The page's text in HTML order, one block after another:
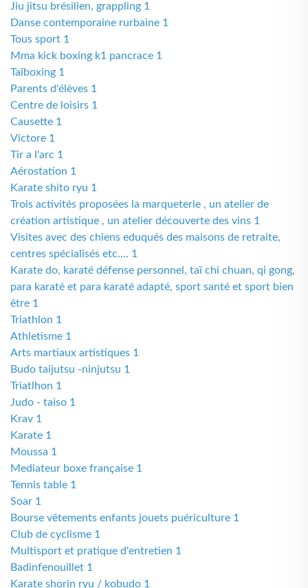
Jiu jitsu brésilien, grappling 1
Danse contemporaine rurbaine 1
Tous sport 1
Mma kick boxing k1 pancrace 1
Taïboxing 1
Parents d'élèves 1
Centre de loisirs 1
Causette 1
Victore 1
Tir a l'arc 1
Aérostation 1
Karate shito ryu 1
Trois activités proposées la marqueterie , un atelier de
création artistique , un atelier découverte des vins 1
Visites avec des chiens eduqués des maisons de retraite,
centres spécialisés etc.... 1
Karate do, karaté défense personnel, taï chi chuan, qi gong,
para karaté et para karaté adapté, sport santé et sport bien
être 1
Triathlon 1
Athletisme 1
Arts martiaux artistiques 1
Budo taijutsu -ninjutsu 1
Triatlhon 1
Judo - taiso 1
Krav 1
Karate 1
Moussa 1
Mediateur boxe française 1
Tennis table 1
Soar 1
Bourse vêtements enfants jouets puériculture 1
Club de cyclisme 1
Multisport et pratique d'entretien 1
Badinfenouillet 1
Karate shorin ryu / kobudo 1